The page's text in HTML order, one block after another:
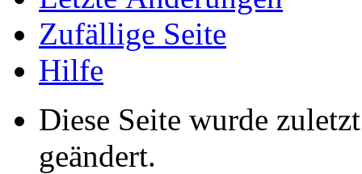
Zufällige Seite
Hilfe
Diese Seite wurde
geändert.